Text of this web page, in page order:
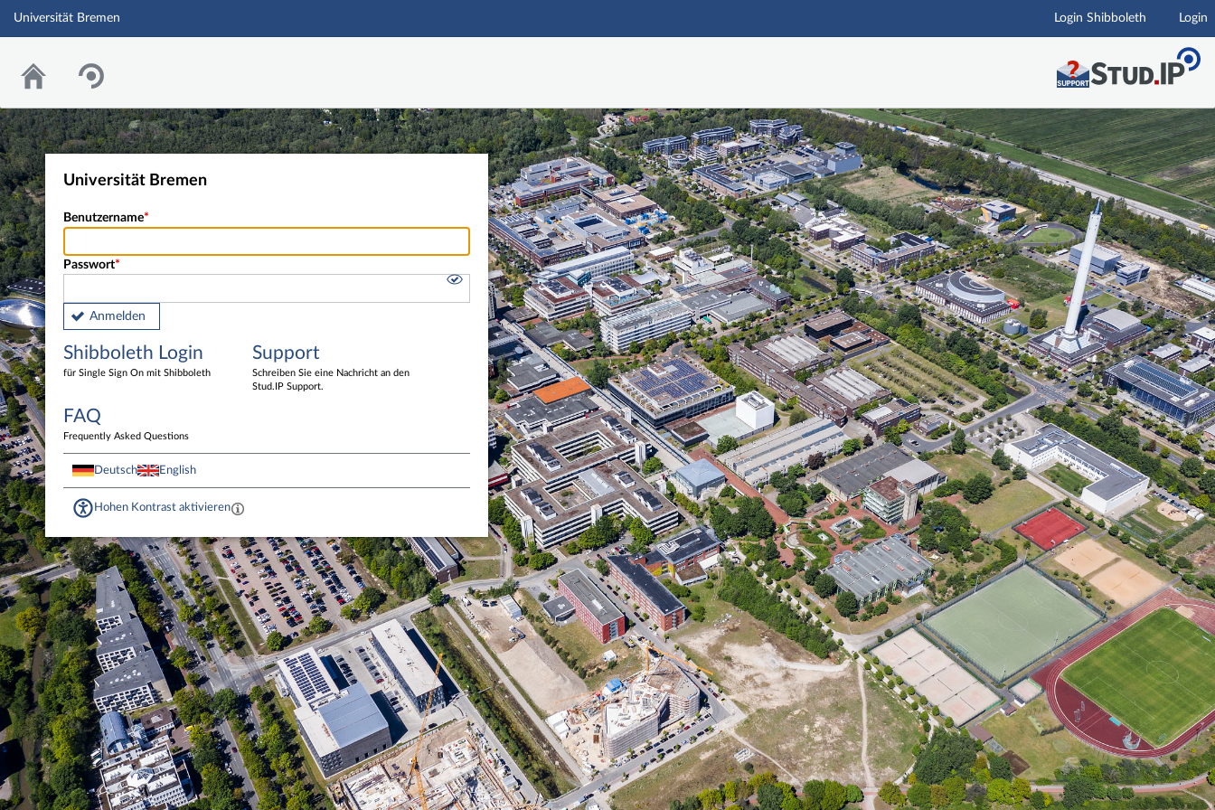
Hauptnavigation
Universität Bremen Login Shibboleth Login
Universität Bremen
Benutzername
Passwort
Anmelden
Shibboleth Login
für Single Sign On mit Shibboleth
Support
Schreiben Sie eine Nachricht an den
Stud.IP Support.
FAQ
Frequently Asked Questions
Deutsch English
Hohen Kontrast aktivieren